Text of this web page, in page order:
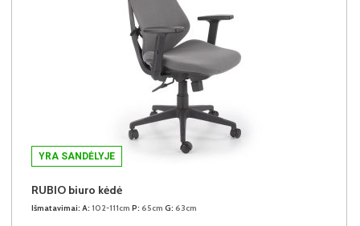
YRA SANDĖLYJE
RUBIO biuro kėdė
Išmatavimai: A: 102-111cm P: 65cm G: 63cm